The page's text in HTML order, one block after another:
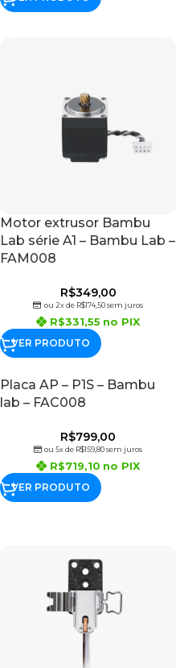
Motor extrusor Bambu
Lab série A1 – Bambu Lab –
FAM008
R$349,00
ou 2x de R$174,50sem juros
R$331,55 no PIX
VER PRODUTO
Placa AP – P1S – Bambu
lab – FAC008
R$799,00
ou 5x de R$159,80sem juros
R$719,10 no PIX
VER PRODUTO